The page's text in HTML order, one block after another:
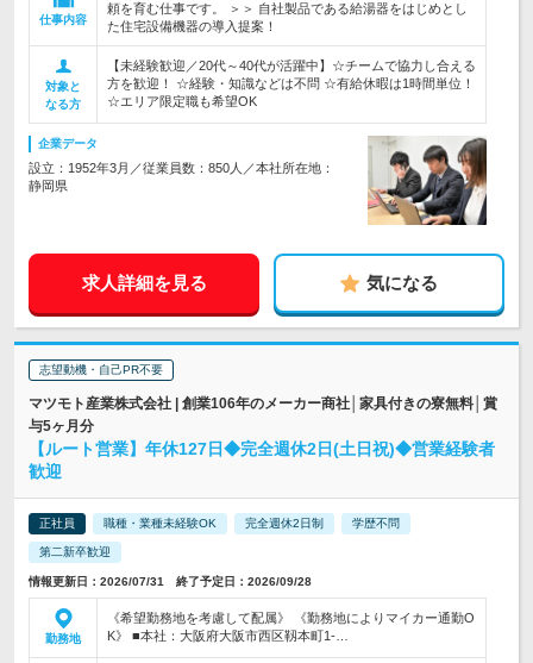
仕事内容
頼を育む仕事です。 ＞＞ 自社製品である給湯器をはじめとし
た住宅設備機器の導入提案！
対象と
なる方
【未経験歓迎／20代～40代が活躍中】☆チームで協力し合える
方を歓迎！ ☆経験・知識などは不問 ☆有給休暇は1時間単位！
☆エリア限定職も希望OK
企業データ
設立：1952年3月／従業員数：850人／本社所在地：
静岡県
求人詳細を見る 気になる
志望動機・自己PR不要
マツモト産業株式会社 | 創業106年のメーカー商社│家具付きの寮無料│賞
与5ヶ月分
【ルート営業】年休127日◆完全週休2日(土日祝)◆営業経験者
歓迎
正社員 職種・業種未経験OK 完全週休2日制 学歴不問
第二新卒歓迎
情報更新日：2026/07/31 終了予定日：2026/09/28
勤務地
《希望勤務地を考慮して配属》 《勤務地によりマイカー通勤O
K》 ■本社：大阪府大阪市西区靱本町1-…